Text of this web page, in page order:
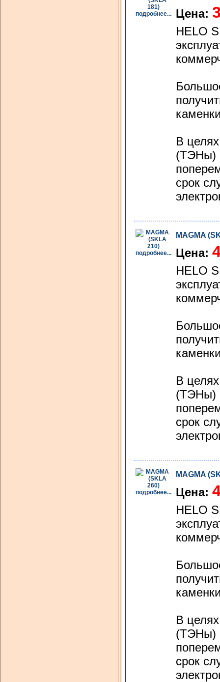
подробнее... Цена:
HELO
В
(ТЭНы)
срок
подробнее...
MAGMA
Цена:
HELO
В
(ТЭНы)
срок
подробнее...
MAGMA
Цена:
HELO
В
(ТЭНы)
срок